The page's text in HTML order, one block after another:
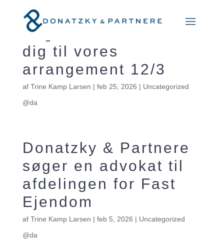
Vi glæder os til at se
dig til vores
arrangement 12/3
af Trine Kamp Larsen | feb 25, 2026 | Uncategorized
@da
Donatzky & Partnere
søger en advokat til
afdelingen for Fast
Ejendom
af Trine Kamp Larsen | feb 5, 2026 | Uncategorized
@da